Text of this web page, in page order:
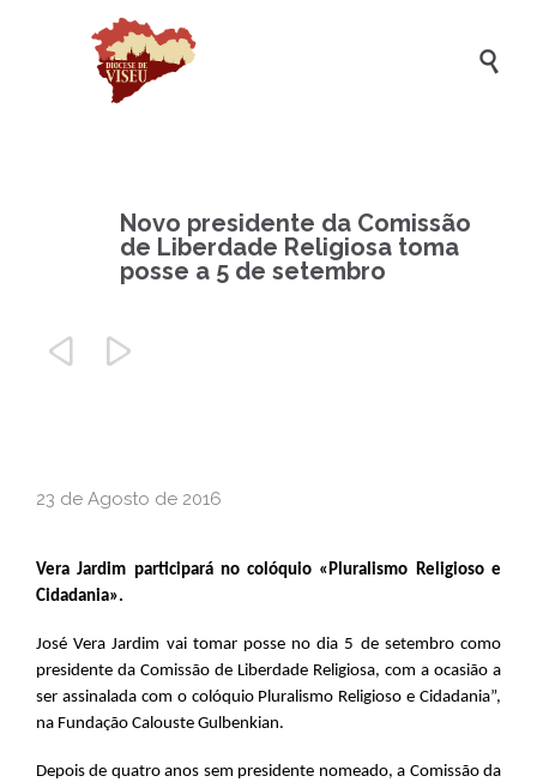

Novo presidente da Comissão
de Liberdade Religiosa toma
posse a 5 de setembro
 
23 de Agosto de 2016
Vera Jardim participará no colóquio «Pluralismo Religioso e
Cidadania».
José Vera Jardim vai tomar posse no dia 5 de setembro como
presidente da Comissão de Liberdade Religiosa, com a ocasião a
ser assinalada com o colóquio Pluralismo Religioso e Cidadania”,
na Fundação Calouste Gulbenkian.
Depois de quatro anos sem presidente nomeado, a Comissão da